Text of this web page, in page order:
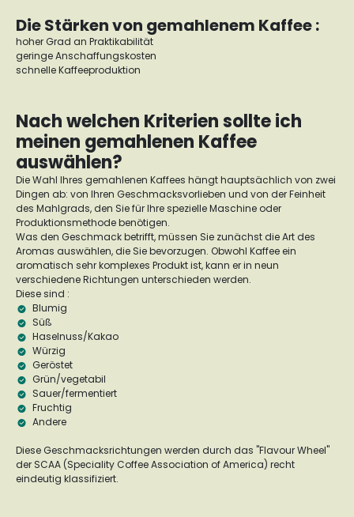
Die Stärken von gemahlenem Kaffee :
hoher Grad an Praktikabilität
geringe Anschaffungskosten
schnelle Kaffeeproduktion
Nach welchen Kriterien sollte ich
meinen gemahlenen Kaffee
auswählen?
Die Wahl Ihres gemahlenen Kaffees hängt hauptsächlich von zwei
Dingen ab: von Ihren Geschmacksvorlieben und von der Feinheit
des Mahlgrads, den Sie für Ihre spezielle Maschine oder
Produktionsmethode benötigen.
Was den Geschmack betrifft, müssen Sie zunächst die Art des
Aromas auswählen, die Sie bevorzugen. Obwohl Kaffee ein
aromatisch sehr komplexes Produkt ist, kann er in neun
verschiedene Richtungen unterschieden werden.
Diese sind :
Blumig
Süß
Haselnuss/Kakao
Würzig
Geröstet
Grün/vegetabil
Sauer/fermentiert
Fruchtig
Andere
Diese Geschmacksrichtungen werden durch das "Flavour Wheel"
der SCAA (Speciality Coffee Association of America) recht
eindeutig klassifiziert.